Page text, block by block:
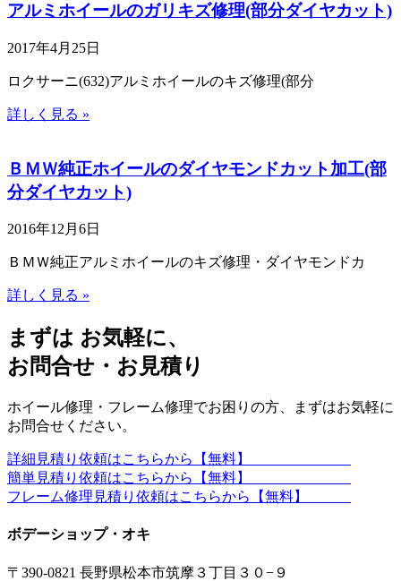
アルミホイールのガリキズ修理(部分ダイヤカット)
2017年4月25日
ロクサーニ(632)アルミホイールのキズ修理(部分
詳しく見る »
ＢＭＷ純正ホイールのダイヤモンドカット加工(部
分ダイヤカット)
2016年12月6日
ＢＭＷ純正アルミホイールのキズ修理・ダイヤモンドカ
詳しく見る »
まずは お気軽に、
お問合せ・お見積り
ホイール修理・フレーム修理でお困りの方、まずはお気軽に
お問合せください。
詳細見積り依頼はこちらから【無料】
簡単見積り依頼はこちらから【無料】
フレーム修理見積り依頼はこちらから【無料】
ボデーショップ・オキ
〒390-0821 長野県松本市筑摩３丁目３０−９